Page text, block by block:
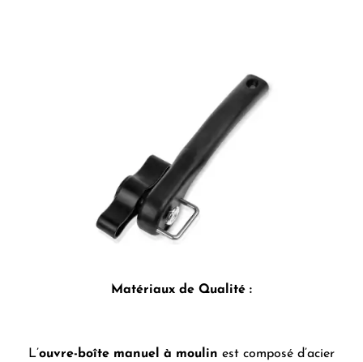
Matériaux de Qualité :
L’ouvre-boîte manuel à moulin est composé d’acier